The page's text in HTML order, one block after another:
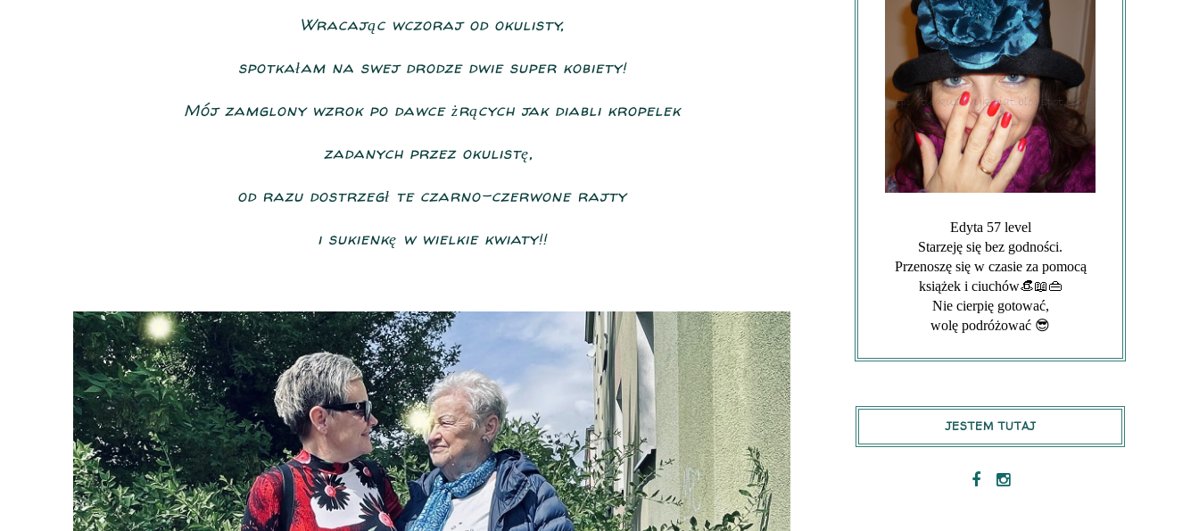
Wracając wczoraj od okulisty,
spotkałam na swej drodze dwie super kobiety!
Mój zamglony wzrok po dawce żrących jak diabli kropelek
zadanych przez okulistę,
od razu dostrzegł te czarno-czerwone rajty
i sukienkę w wielkie kwiaty!!
Edyta 57 level
Starzeję się bez godności.
Przenoszę się w czasie za pomocą
książek i ciuchów👒📖👜
Nie cierpię gotować,
wolę podróżować 😎
JESTEM TUTAJ